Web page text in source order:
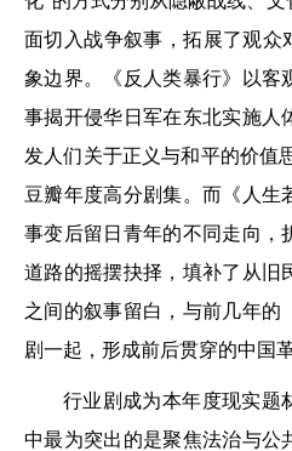
面切入战争叙事，拓展了观众
象边界。《反人类暴行》以客
事揭开侵华日军在东北实施人
发人们关于正义与和平的价值
豆瓣年度高分剧集。而《人生
事变后留日青年的不同走向，
道路的摇摆抉择，填补了从旧
之间的叙事留白，与前几年的
剧一起，形成前后贯穿的中国
行业剧成为本年度现实题
中最为突出的是聚焦法治与公